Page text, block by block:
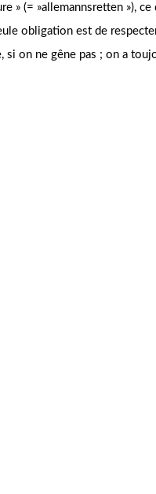
» (= »allemannsretten »),
obligation est de
si on ne gêne pas ; on a